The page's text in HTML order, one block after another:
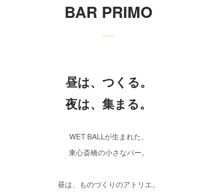
BAR PRIMO
昼は、つくる。
夜は、集まる。
WET BALLが生まれた、
東心斎橋の小さなバー。
昼は、ものづくりのアトリエ。